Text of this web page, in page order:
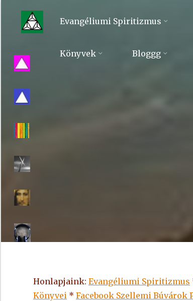
content
Evangéliumi
Evangéliumi Spiritizmus
Könyvek Bloggg
Honlapjaink: Evangéliumi Spiritizmus
Könyvei * Facebook Szellemi Búvárok